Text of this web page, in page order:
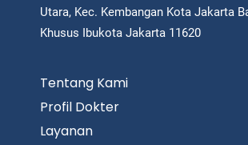
Utara, Kec. Kembangan Kota Jakarta
Khusus Ibukota Jakarta 11620
Tentang Kami
Profil Dokter
Layanan